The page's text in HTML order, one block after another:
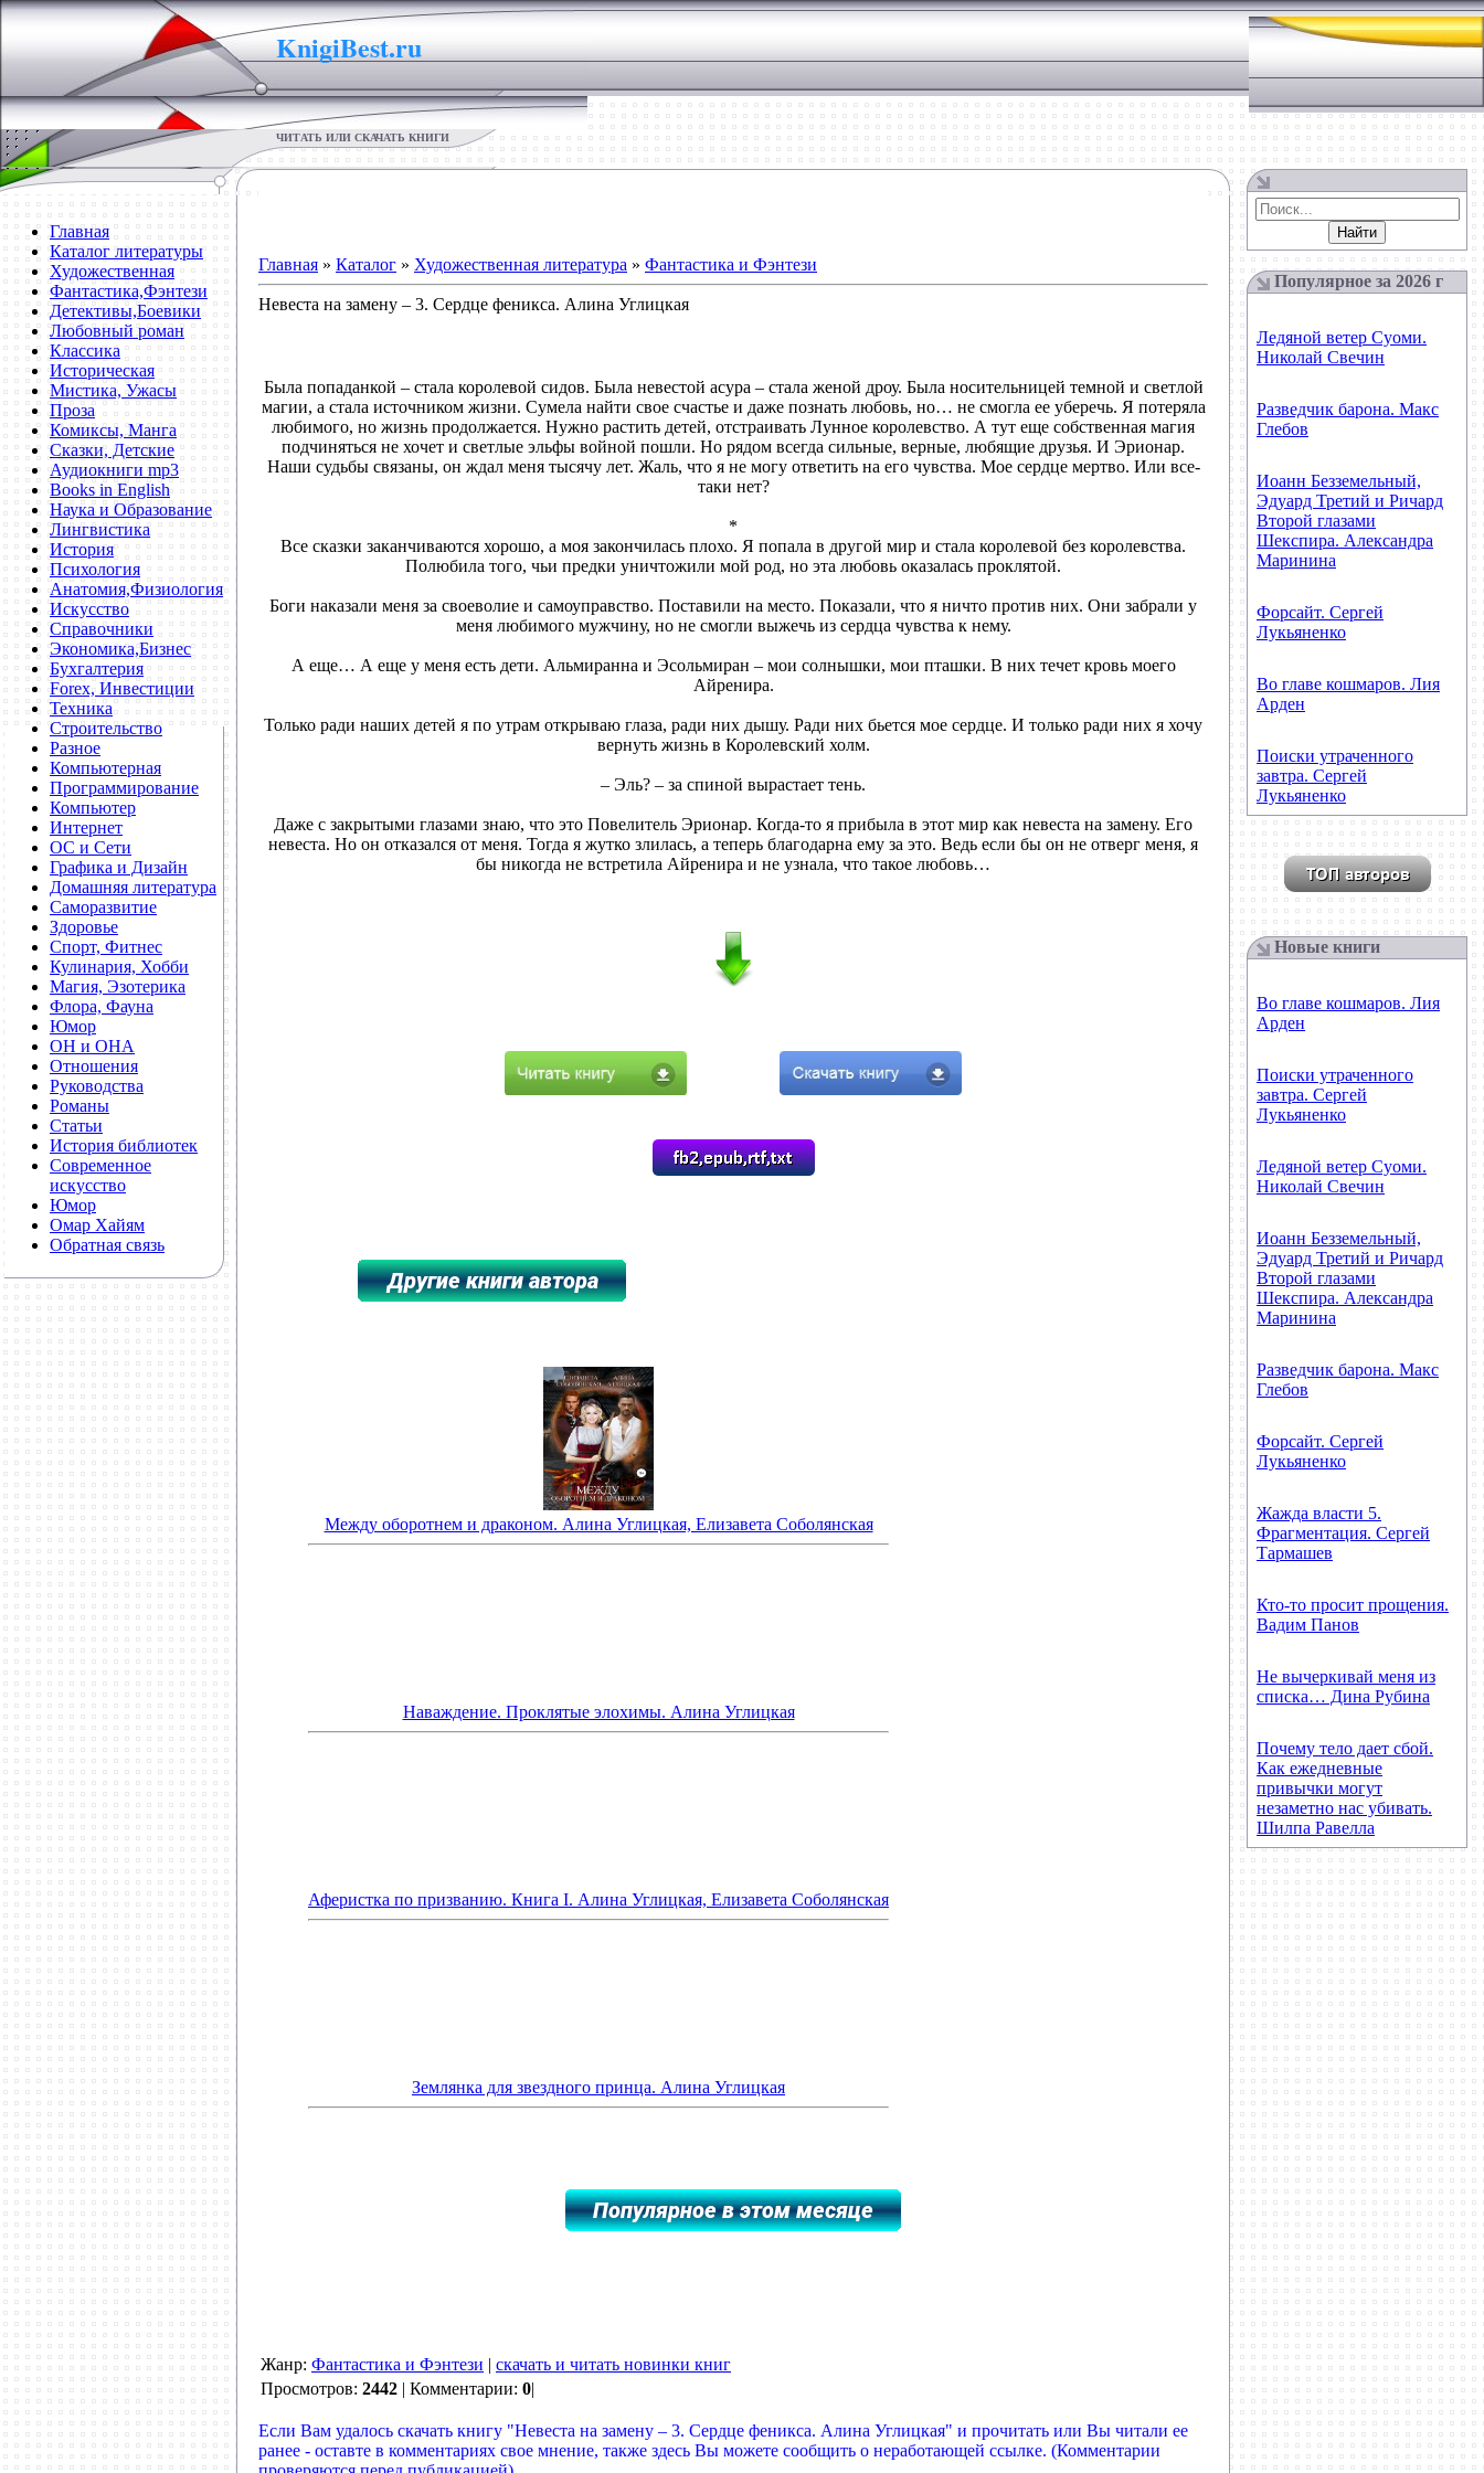
KnigiBest.ru
ЧИТАТЬ ИЛИ СКАЧАТЬ КНИГИ
Главная
Каталог литературы
Художественная
Фантастика,Фэнтези
Детективы,Боевики
Любовный роман
Классика
Историческая
Мистика, Ужасы
Проза
Комиксы, Манга
Сказки, Детские
Аудиокниги mp3
Books in English
Наука и Образование
Лингвистика
История
Психология
Анатомия,Физиология
Искусство
Справочники
Экономика,Бизнес
Бухгалтерия
Forex, Инвестиции
Техника
Строительство
Разное
Компьютерная
Программирование
Компьютер
Интернет
ОС и Сети
Графика и Дизайн
Домашняя литература
Саморазвитие
Здоровье
Спорт, Фитнес
Кулинария, Хобби
Магия, Эзотерика
Флора, Фауна
Юмор
ОН и ОНА
Отношения
Руководства
Романы
Статьи
История библиотек
Современное
искусство
Юмор
Омар Хайям
Обратная связь
Главная » Каталог » Художественная литература » Фантастика и Фэнтези
Невеста на замену – 3. Сердце феникса. Алина Углицкая
Была попаданкой – стала королевой сидов. Была невестой асура – стала женой дроу. Была носительницей темной и светлой
магии, а стала источником жизни. Сумела найти свое счастье и даже познать любовь, но… не смогла ее уберечь. Я потеряла
любимого, но жизнь продолжается. Нужно растить детей, отстраивать Лунное королевство. А тут еще собственная магия
подчиняться не хочет и светлые эльфы войной пошли. Но рядом всегда сильные, верные, любящие друзья. И Эрионар.
Наши судьбы связаны, он ждал меня тысячу лет. Жаль, что я не могу ответить на его чувства. Мое сердце мертво. Или все-
таки нет?
*
Все сказки заканчиваются хорошо, а моя закончилась плохо. Я попала в другой мир и стала королевой без королевства.
Полюбила того, чьи предки уничтожили мой род, но эта любовь оказалась проклятой.
Боги наказали меня за своеволие и самоуправство. Поставили на место. Показали, что я ничто против них. Они забрали у
меня любимого мужчину, но не смогли выжечь из сердца чувства к нему.
А еще… А еще у меня есть дети. Альмиранна и Эсольмиран – мои солнышки, мои пташки. В них течет кровь моего
Айренира.
Только ради наших детей я по утрам открываю глаза, ради них дышу. Ради них бьется мое сердце. И только ради них я хочу
вернуть жизнь в Королевский холм.
– Эль? – за спиной вырастает тень.
Даже с закрытыми глазами знаю, что это Повелитель Эрионар. Когда-то я прибыла в этот мир как невеста на замену. Его
невеста. Но он отказался от меня. Тогда я жутко злилась, а теперь благодарна ему за это. Ведь если бы он не отверг меня, я
бы никогда не встретила Айренира и не узнала, что такое любовь…
Между оборотнем и драконом. Алина Углицкая, Елизавета Соболянская
Наваждение. Проклятые элохимы. Алина Углицкая
Аферистка по призванию. Книга I. Алина Углицкая, Елизавета Соболянская
Землянка для звездного принца. Алина Углицкая
Жанр: Фантастика и Фэнтези | скачать и читать новинки книг
Просмотров: 2442 | Комментарии: 0|
Если Вам удалось скачать книгу "Невеста на замену – 3. Сердце феникса. Алина Углицкая" и прочитать или Вы читали ее
ранее - оставте в комментариях свое мнение, также здесь Вы можете сообщить о неработающей ссылке. (Комментарии
Популярное за 2026 г
Ледяной ветер Суоми.
Николай Свечин
Разведчик барона. Макс
Глебов
Иоанн Безземельный,
Эдуард Третий и Ричард
Второй глазами
Шекспира. Александра
Маринина
Форсайт. Сергей
Лукьяненко
Во главе кошмаров. Лия
Арден
Поиски утраченного
завтра. Сергей
Лукьяненко
Новые книги
Во главе кошмаров. Лия
Арден
Поиски утраченного
завтра. Сергей
Лукьяненко
Ледяной ветер Суоми.
Николай Свечин
Иоанн Безземельный,
Эдуард Третий и Ричард
Второй глазами
Шекспира. Александра
Маринина
Разведчик барона. Макс
Глебов
Форсайт. Сергей
Лукьяненко
Жажда власти 5.
Фрагментация. Сергей
Тармашев
Кто-то просит прощения.
Вадим Панов
Не вычеркивай меня из
списка… Дина Рубина
Почему тело дает сбой.
Как ежедневные
привычки могут
незаметно нас убивать.
Шилпа Равелла